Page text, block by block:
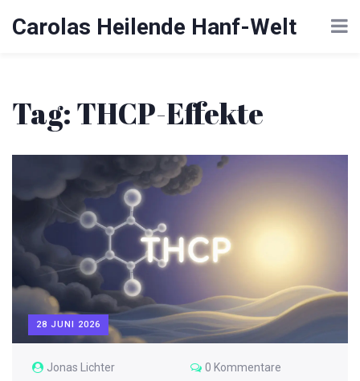
Carolas Heilende Hanf-Welt
Tag: THCP-Effekte
28 JUNI 2026
Jonas Lichter 0 Kommentare